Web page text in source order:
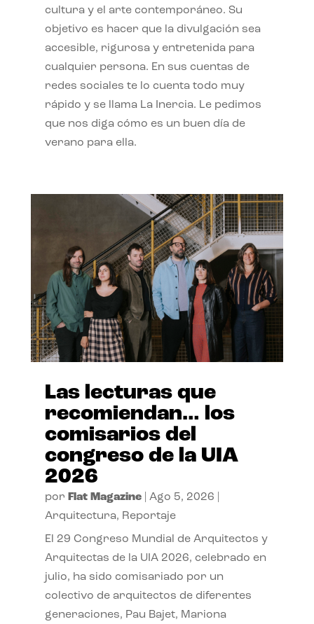
cultura y el arte contemporáneo. Su
objetivo es hacer que la divulgación sea
accesible, rigurosa y entretenida para
cualquier persona. En sus cuentas de
redes sociales te lo cuenta todo muy
rápido y se llama La Inercia. Le pedimos
que nos diga cómo es un buen día de
verano para ella.
Las lecturas que
recomiendan… los
comisarios del
congreso de la UIA
2026
por Flat Magazine| Ago 5, 2026
Arquitectura, Reportaje
El 29 Congreso Mundial de Arquitectos y
Arquitectas de la UIA 2026, celebrado en
julio, ha sido comisariado por un
colectivo de arquitectos de diferentes
generaciones, Pau Bajet, Mariona